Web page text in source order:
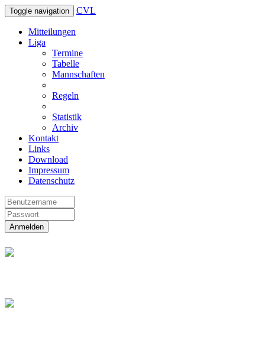
Toggle navigation CVL
Mitteilungen
Liga
Termine
Tabelle
Mannschaften
Regeln
Statistik
Archiv
Kontakt
Links
Download
Impressum
Datenschutz
Anmelden